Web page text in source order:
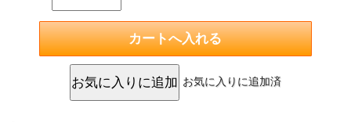
お気に入りに追加済